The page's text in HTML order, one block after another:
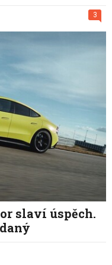
3
slaví úspěch.